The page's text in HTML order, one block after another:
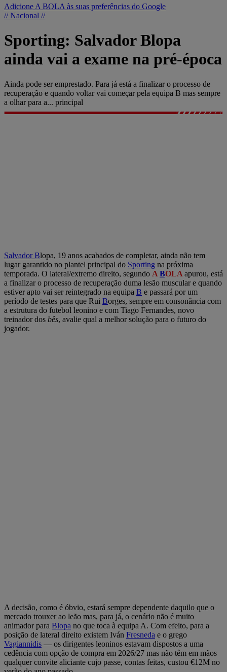
Adicione A BOLA às suas preferências do Google
// Nacional //
Sporting: Salvador Blopa
ainda vai a exame na pré-época
Ainda pode ser emprestado. Para já está a finalizar o processo de
recuperação e quando voltar vai começar pela equipa B mas sempre
a olhar para a... principal
SalvadorBlopa, 19 anos acabados de completar, ainda não tem
lugar garantido no plantel principal do Sporting na próxima
temporada. O lateral/extremo direito, segundo A BOLA apurou, está
a finalizar o processo de recuperação duma lesão muscular e quando
estiver apto vai ser reintegrado na equipa B e passará por um
período de testes para que Rui Borges, sempre em consonância com
a estrutura do futebol leonino e com Tiago Fernandes, novo
treinador dos bês, avalie qual a melhor solução para o futuro do
jogador.
A decisão, como é óbvio, estará sempre dependente daquilo que o
mercado trouxer ao leão mas, para já, o cenário não é muito
animador para Blopa no que toca à equipa A. Com efeito, para a
posição de lateral direito existem Iván Fresneda e o grego
Vagiannidis — os dirigentes leoninos estavam dispostos a uma
cedência com opção de compra em 2026/27 mas não têm em mãos
qualquer convite aliciante cujo passe, contas feitas, custou €12M no